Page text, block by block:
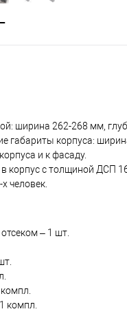
ширина 262-268 мм,
габариты корпуса:
и к фасаду.
корпус с толщиной ДСП
человек.
– 1 шт.
компл.